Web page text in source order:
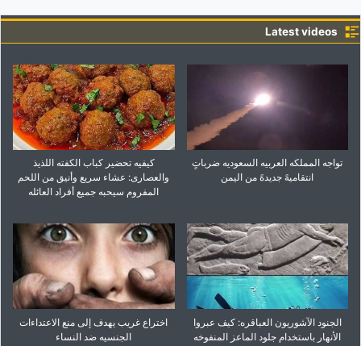
Latest videos
تواجه المملکه العربیه السعودیه ضرباتٍ
انتقامیهً جدیدهً من الیمن
کیفیه تحضیر کباب الکفته اللذیذ
والعصاری: عشاء سریع وأنیق من اللحم
المفروم سیحبه جمیع أفراد العائله
الجنود الآشوریون العباقره: کیف عبروا
الأنهار باستخدام جلود الماعز المنفوخه
اختراع غریب یهدف إلى منع الاعتداءات
الجنسیه ضد النساء